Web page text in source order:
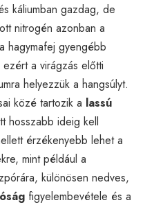
káliumban gazdag, de
nitrogén azonban a
hagymafej gyengébb
a virágzás előtti
helyezzük a hangsúlyt.
közé tartozik a lassú
hosszabb ideig kell
érzékenyebb lehet a
mint például a
különösen nedves,
figyelembevétele és a